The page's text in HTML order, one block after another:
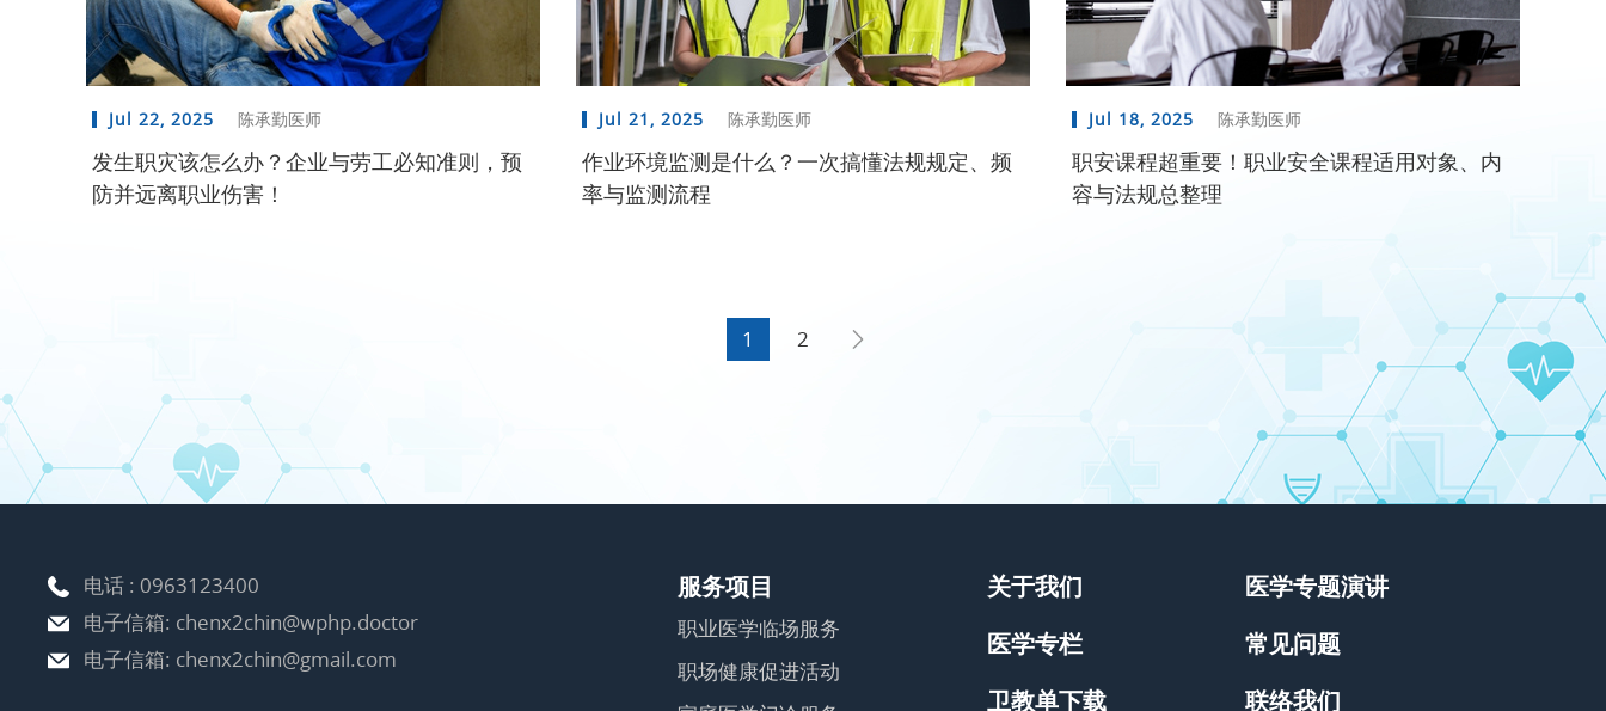
Jul 22, 2025 陈承勤医师
发生职灾该怎么办？企业与劳工必知准则，预
防并远离职业伤害！
Jul 21, 2025 陈承勤医师
作业环境监测是什么？一次搞懂法规规定、频
率与监测流程
Jul 18, 2025 陈承勤医师
职安课程超重要！职业安全课程适用对象、内
容与法规总整理
1 2
服务项目
职业医学临场服务
职场健康促进活动
关于我们
医学专题演讲
医学专栏
常见问题
卫教单下载
联络我们
电话 : 0963123400
电子信箱: chenx2chin@wphp.doctor
电子信箱: chenx2chin@gmail.com